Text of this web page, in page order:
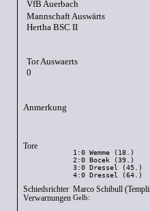
VfB Auerbach
Mannschaft Auswärts
Hertha BSC II
Tor Auswaerts
‌0
Anmerkung
Tore
1:0 Wemme (18.)
2:0 Bocek (39.)
3:0 Dressel (45.)
4:0 Dressel (64.)
Schiedsrichter Marco Schibull
Verwarnungen Gelb: